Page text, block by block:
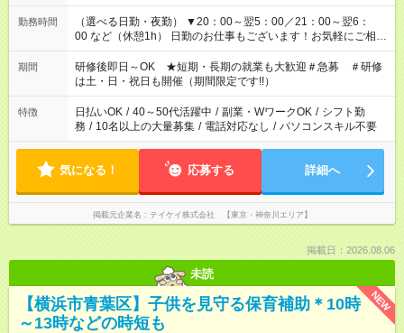
勤務時間
（選べる日勤・夜勤） ▼20：00～翌5：00／21：00～翌6：
00 など（休憩1h） 日勤のお仕事もございます！お気軽にご相談
ください！
期間
研修後即日～OK ★短期・長期の就業も大歓迎＃急募 ＃研修
は土・日・祝日も開催（期間限定です!!）
特徴 日払いOK / 40～50代活躍中 / 副業・WワークOK / シフト勤
務 / 10名以上の大量募集 / 電話対応なし / パソコンスキル不要
気になる！ 応募する 詳細へ
掲載元企業名 テイケイ株式会社 【東京・神奈川エリア】
掲載日：2026.08.06
未読
NEW
【横浜市青葉区】子供を見守る保育補助＊10時
～13時などの時短も